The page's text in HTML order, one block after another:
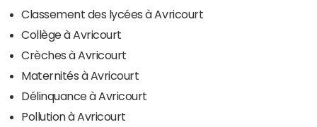
Classement des lycées à Avricourt
Collège à Avricourt
Crèches à Avricourt
Maternités à Avricourt
Délinquance à Avricourt
Pollution à Avricourt